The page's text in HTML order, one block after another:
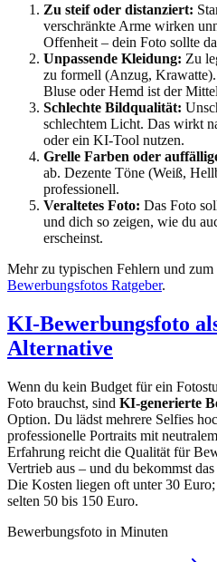
Zu steif oder distanziert:
verschränkte Arme wirken
Offenheit – dein Foto sollte
Unpassende Kleidung: Zu
zu formell (Anzug,
Bluse oder Hemd ist der
Schlechte Bildqualität:
schlechtem Licht. Das wirkt
oder ein KI-Tool nutzen.
Grelle Farben oder
ab. Dezente Töne (Weiß,
professionell.
Veraltetes Foto: Das Foto
und dich so zeigen, wie du
erscheinst.
Mehr zu typischen Fehlern und
Bewerbungsfotos Ratgeber.
KI-Bewerbungsfoto
Alternative
Wenn du kein Budget für ein
Foto brauchst, sind KI-generierte
Option. Du lädst mehrere Selfies
professionelle Portraits mit
Erfahrung reicht die Qualität für
Vertrieb aus – und du bekommst
Die Kosten liegen oft unter 30
selten 50 bis 150 Euro.
Bewerbungsfoto in Minuten